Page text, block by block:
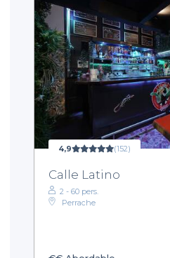
4,9 (152)
Calle Latino
2 - 60 pers.
Perrache